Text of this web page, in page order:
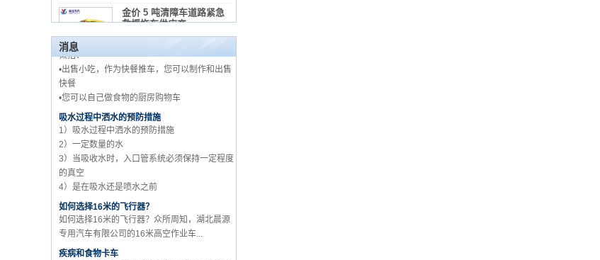
金价 5 吨清障车道路紧急
救援拖车供应商
五十铃品牌工厂批发 3 吨
消息
3）使用混凝土搅拌机卡车的录音
概括：
•出售小吃，作为快餐推车，您可以制作和出售
快餐
•您可以自己做食物的厨房购物车
吸水过程中洒水的预防措施
1）吸水过程中洒水的预防措施
2）一定数量的水
3）当吸收水时，入口管系统必须保持一定程度
的真空
4）是在吸水还是喷水之前
如何选择16米的飞行器？
如何选择16米的飞行器？众所周知，湖北晨源
专用汽车有限公司的16米高空作业车...
疾病和食物卡车
疾病和食物卡车 有人会询问疾病和食品卡车之